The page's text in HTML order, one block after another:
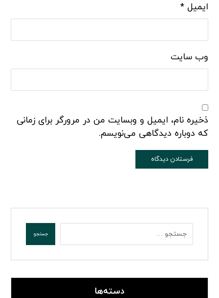
ایمیل*
وب‌ سایت
ذخیره نام، ایمیل و وبسایت من در مرورگر برای زمانی
که دوباره دیدگاهی می‌نویسم.
دسته‌ها